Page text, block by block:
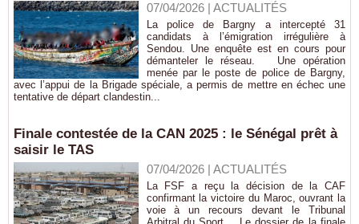
07/04/2026| ACTUALITÉS
La police de Bargny a intercepté 31
candidats à l’émigration irrégulière à
Sendou. Une enquête est en cours pour
démanteler le réseau. Une opération
menée par le poste de police de Bargny,
avec l’appui de la Brigade spéciale, a permis de mettre en échec une
tentative de départ clandestin...
Finale contestée de la CAN 2025 : le Sénégal prêt à
saisir le TAS
07/04/2026| ACTUALITÉS
La FSF a reçu la décision de la CAF
confirmant la victoire du Maroc, ouvrant la
voie à un recours devant le Tribunal